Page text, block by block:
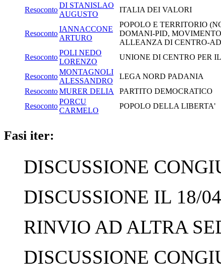
Resoconto
DI STANISLAO
AUGUSTO
ITALIA DEI VALORI
Resoconto
IANNACCONE
ARTURO
POPOLO E TERRITORIO
DOMANI-PID,
ALLEANZA DI CENTRO-
Resoconto
POLI NEDO
LORENZO
UNIONE DI CENTRO PER
Resoconto
MONTAGNOLI
ALESSANDRO
LEGA NORD PADANIA
ResocontoMURER DELIA
PARTITO DEMOCRATICO
Resoconto
PORCU
CARMELO
POPOLO DELLA LIBERTA'
Fasi iter:
DISCUSSIONE
DISCUSSIONE IL 18/
RINVIO AD ALTRA
DISCUSSIONE